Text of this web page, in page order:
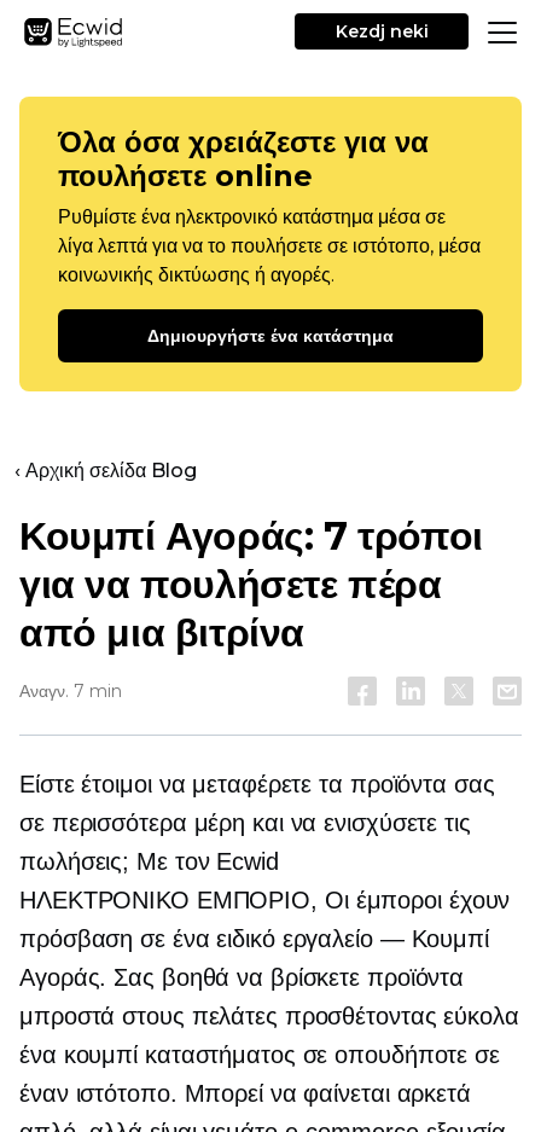
Kezdj neki
Όλα όσα χρειάζεστε για να
πουλήσετε online
Ρυθμίστε ένα ηλεκτρονικό κατάστημα μέσα σε
λίγα λεπτά για να το πουλήσετε σε ιστότοπο, μέσα
κοινωνικής δικτύωσης ή αγορές.
Δημιουργήστε ένα κατάστημα
‹ Αρχική σελίδα Blog
Κουμπί Αγοράς: 7 τρόποι
για να πουλήσετε πέρα ​​
από μια βιτρίνα
Αναγν. 7 min
Είστε έτοιμοι να μεταφέρετε τα προϊόντα σας
σε περισσότερα μέρη και να ενισχύσετε τις
πωλήσεις; Με τον Ecwid
ΗΛΕΚΤΡΟΝΙΚΟ ΕΜΠΟΡΙΟ, Οι έμποροι έχουν
πρόσβαση σε ένα ειδικό εργαλείο — Κουμπί
Αγοράς. Σας βοηθά να βρίσκετε προϊόντα
μπροστά στους πελάτες προσθέτοντας εύκολα
ένα κουμπί καταστήματος σε οπουδήποτε σε
έναν ιστότοπο. Μπορεί να φαίνεται αρκετά